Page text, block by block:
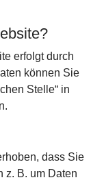
erfolgt durch
können Sie
Stelle“ in
dass Sie
z. B. um Daten